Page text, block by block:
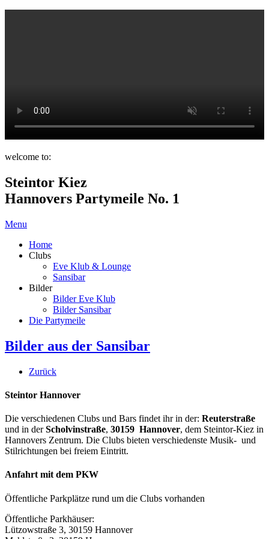
welcome to:
Steintor Kiez
Hannovers Partymeile No. 1
Menu
Home
Clubs
Eve Klub & Lounge
Sansibar
Bilder
Bilder Eve Klub
Bilder Sansibar
Die Partymeile
Bilder aus der Sansibar
Zurück
Steintor Hannover
Die verschiedenen Clubs und Bars findet ihr in der: Reuterstraße
und in derScholvinstraße, 30159 Hannover, dem Steintor-Kiez in
Hannovers Zentrum. Die Clubs bieten verschiedenste Musik- und
Stilrichtungen bei freiem Eintritt.
Anfahrt mit dem PKW
Öffentliche Parkplätze rund um die Clubs vorhanden
Öffentliche Parkhäuser:
Lützowstraße 3, 30159 Hannover